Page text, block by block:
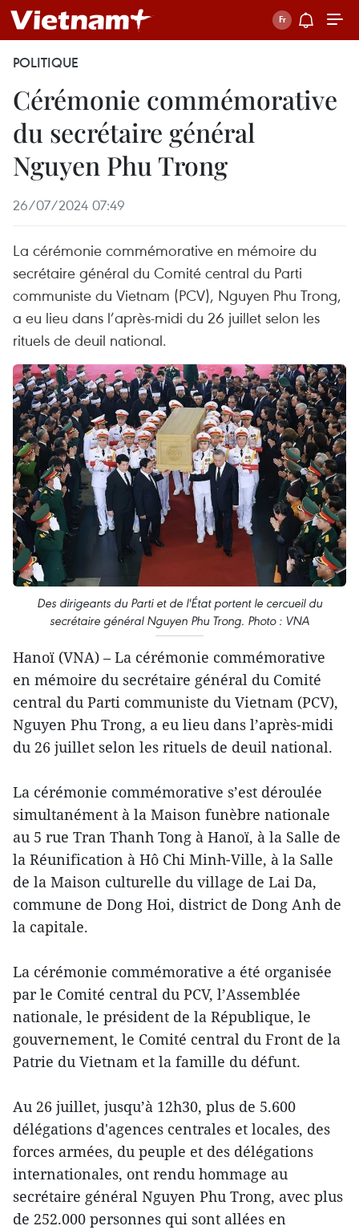
POLITIQUE
Cérémonie commémorative
du secrétaire général
Nguyen Phu Trong
26/07/2024 07:49
La cérémonie commémorative en mémoire du
secrétaire général du Comité central du Parti
communiste du Vietnam (PCV), Nguyen Phu Trong,
a eu lieu dans l’après-midi du 26 juillet selon les
rituels de deuil national.
Des dirigeants du Parti et de l'État portent le cercueil du
secrétaire général Nguyen Phu Trong. Photo : VNA
Hanoï (VNA) – La cérémonie commémorative
en mémoire du secrétaire général du Comité
central du Parti communiste du Vietnam (PCV),
Nguyen Phu Trong, a eu lieu dans l’après-midi
du 26 juillet selon les rituels de deuil national.
La cérémonie commémorative s’est déroulée
simultanément à la Maison funèbre nationale
au 5 rue Tran Thanh Tong à Hanoï, à la Salle de
la Réunification à Hô Chi Minh-Ville, à la Salle
de la Maison culturelle du village de Lai Da,
commune de Dong Hoi, district de Dong Anh de
la capitale.
La cérémonie commémorative a été organisée
par le Comité central du PCV, l’Assemblée
nationale, le président de la République, le
gouvernement, le Comité central du Front de la
Patrie du Vietnam et la famille du défunt.
Au 26 juillet, jusqu’à 12h30, plus de 5.600
délégations d'agences centrales et locales, des
forces armées, du peuple et des délégations
internationales, ont rendu hommage au
secrétaire général Nguyen Phu Trong, avec plus
de 252.000 personnes qui sont allées en